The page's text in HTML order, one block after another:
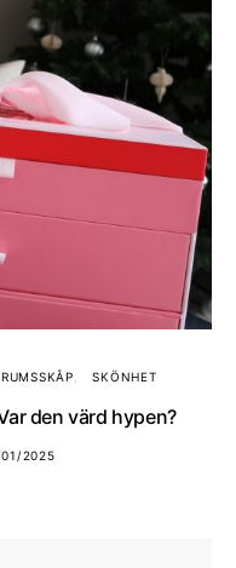
SKÖNHET
den värd hypen?
2025